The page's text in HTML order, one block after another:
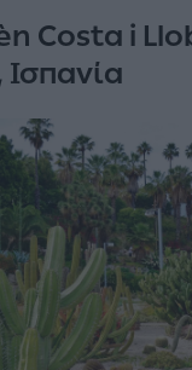
Costa i